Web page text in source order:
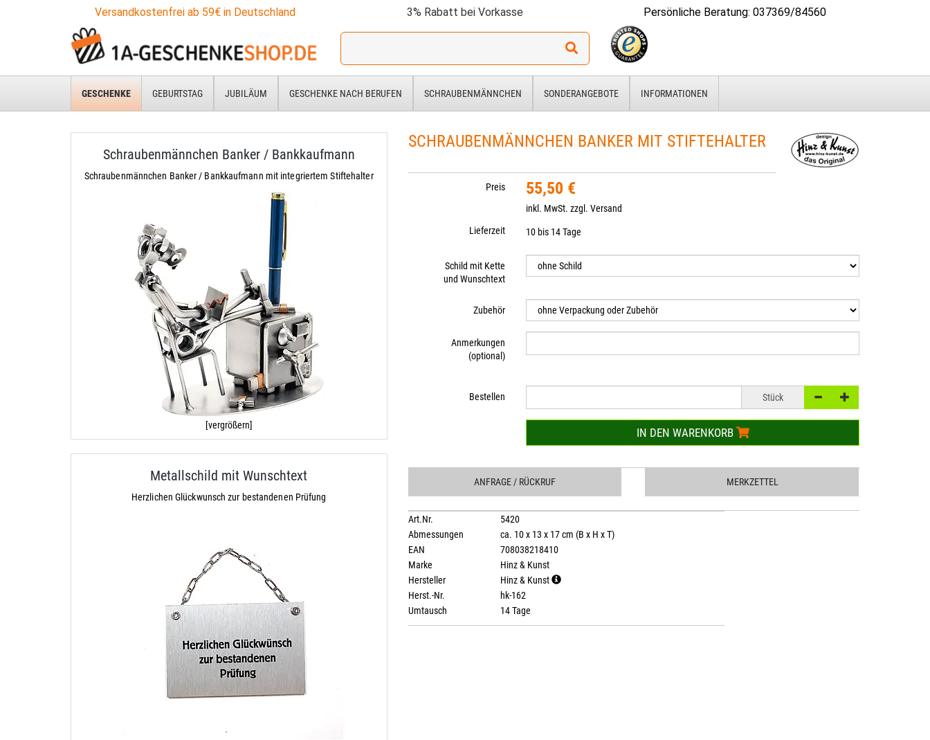
Versandkostenfrei ab 59€ in Deutschland 3% Rabatt bei Vorkasse Persönliche Beratung: 037369/84560
Ich
für:
GESCHENKE GEBURTSTAG JUBILÄUM GESCHENKE NACH BERUFEN SCHRAUBENMÄNNCHEN SONDERANGEBOTE INFORMATIONEN
Schraubenmännchen Banker / Bankkaufmann
Schraubenmännchen Banker / Bankkaufmann mit integriertem Stiftehalter
[vergrößern]
Metallschild mit Wunschtext
Herzlichen Glückwunsch zur bestandenen Prüfung
SCHRAUBENMÄNNCHEN BANKER MIT STIFTEHALTER
Preis 55,50 €
inkl. MwSt. zzgl.Versand
Lieferzeit
10 bis 14 Tage
Schild mit Kette
und Wunschtext
Zubehör
Anmerkungen
(optional)
Bestellen Stück
IN DEN WARENKORB
ANFRAGE / RÜCKRUF MERKZETTEL
Art.Nr.
5420
Abmessungen
ca. 10 x 13 x 17 cm (B x H x T)
EAN
708038218410
Marke
Hinz & Kunst
Hersteller
Hinz & Kunst
Herst.-Nr.
hk-162
Umtausch
14 Tage